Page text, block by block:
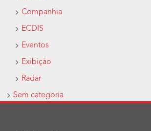
Companhia
ECDIS
Eventos
Exibição
Radar
Sem categoria